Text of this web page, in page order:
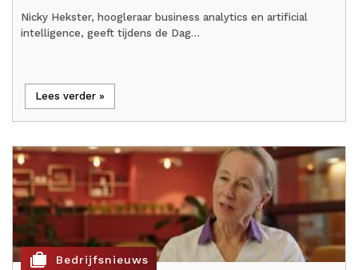
Nicky Hekster, hoogleraar business analytics en artificial
intelligence, geeft tijdens de Dag…
Lees verder »
cases Bedrijfsnieuws